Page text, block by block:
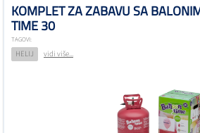
KOMPLET ZA ZABAVU SA
TIME 30
TAGOVI:
HELIJ vidi više...